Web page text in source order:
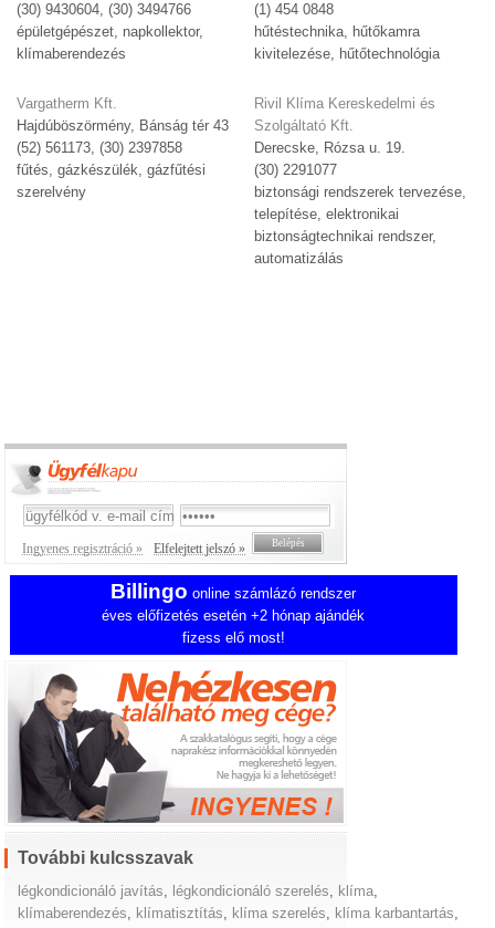
(30) 9430604, (30) 3494766
épületgépészet, napkollektor,
klímaberendezés
Vargatherm Kft.
Hajdúböszörmény, Bánság tér 43
(52) 561173, (30) 2397858
fűtés, gázkészülék, gázfűtési
szerelvény
(1) 454 0848
hűtéstechnika, hűtőkamra
kivitelezése, hűtőtechnológia
Rivil Klíma Kereskedelmi és
Szolgáltató Kft.
Derecske, Rózsa u. 19.
(30) 2291077
biztonsági rendszerek tervezése,
telepítése, elektronikai
biztonságtechnikai rendszer,
automatizálás
Ingyenes regisztráció » Elfelejtett jelszó »
Billingo online számlázó rendszer
éves előfizetés esetén +2 hónap ajándék
fizess elő most!
További kulcsszavak
légkondicionáló javítás légkondicionáló szerelés klíma
klímaberendezés
klímatisztítás klíma szerelés klíma karbantartás